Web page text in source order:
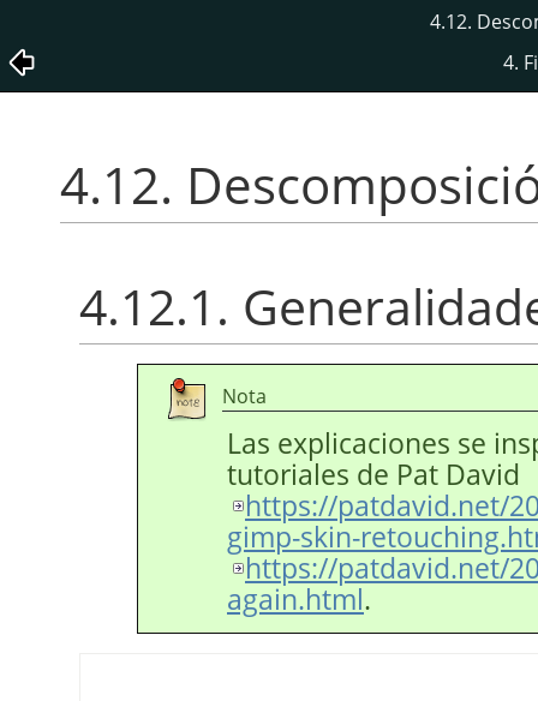
4.12.
4.
4.12.
4.12.1.
Nota
Las explicaciones se
tutoriales de Pat David
https://patdavid.net/
gimp-skin-
https://patdavid.net/
again.html.